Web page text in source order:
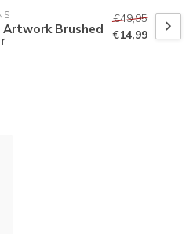
Brushed
€49,95
€14,99